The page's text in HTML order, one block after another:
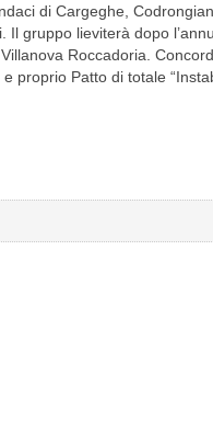
di Cargeghe,
Il gruppo lieviterà dopo
Roccadoria.
proprio Patto di totale